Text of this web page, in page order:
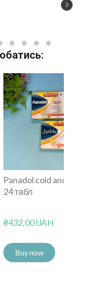
Panadol cold and flu
24 табл
₴432,00 UAH
Buy now